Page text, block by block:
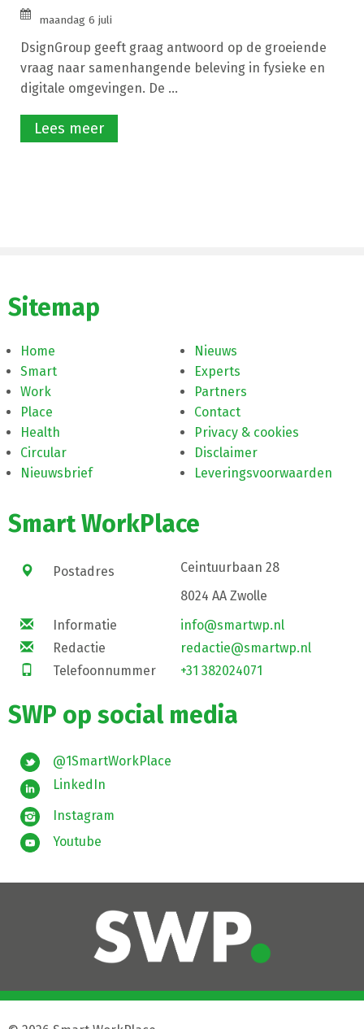
maandag 6 juli
DsignGroup geeft graag antwoord op de groeiende
vraag naar samenhangende beleving in fysieke en
digitale omgevingen. De ...
Lees meer
Sitemap
Home
Smart
Work
Place
Health
Circular
Nieuwsbrief
Nieuws
Experts
Partners
Contact
Privacy & cookies
Disclaimer
Leveringsvoorwaarden
Smart WorkPlace
Postadres
Ceintuurbaan 28
8024 AA Zwolle
Informatie
info@smartwp.nl
Redactie
redactie@smartwp.nl
Telefoonnummer
+31 382024071
SWP op social media
@1SmartWorkPlace
LinkedIn
Instagram
Youtube